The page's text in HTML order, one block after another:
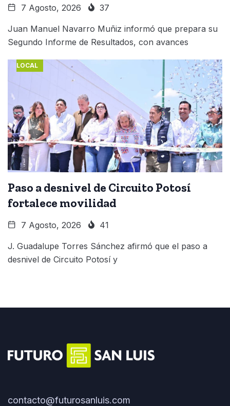
7 Agosto, 2026 37
Juan Manuel Navarro Muñiz informó que prepara su
Segundo Informe de Resultados, con avances
LOCAL
Paso a desnivel de Circuito Potosí
fortalece movilidad
7 Agosto, 2026 41
J. Guadalupe Torres Sánchez afirmó que el paso a
desnivel de Circuito Potosí y
contacto@futurosanluis.com